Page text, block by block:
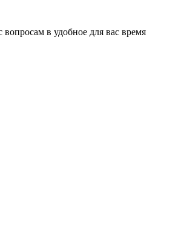
в удобное для вас время